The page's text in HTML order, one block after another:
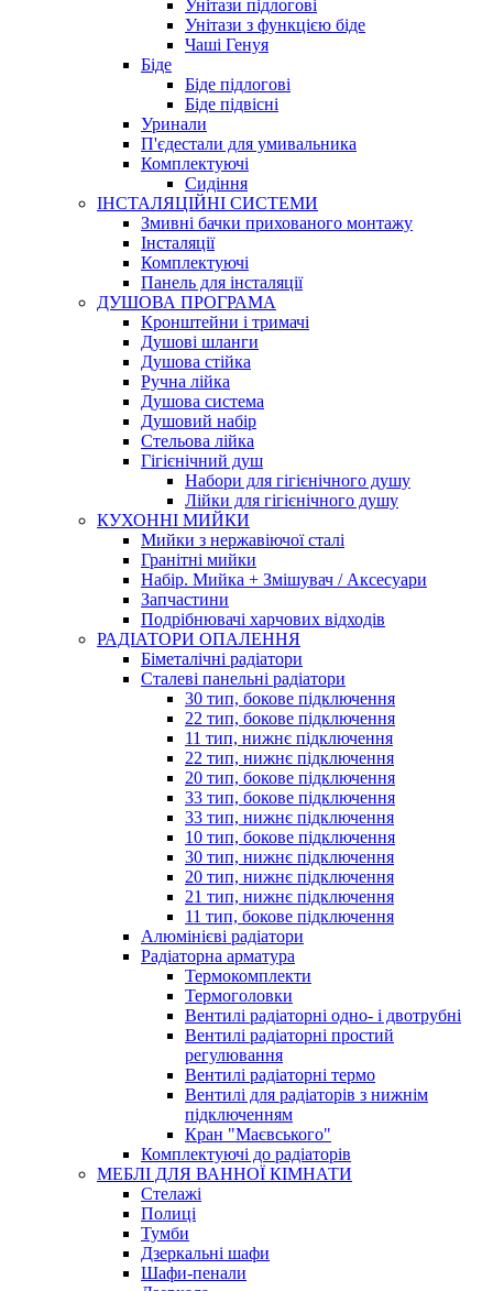
Унітази підлогові
Унітази з функцією біде
Чаші Генуя
Біде
Біде підлогові
Біде підвісні
Уринали
П'єдестали для умивальника
Комплектуючі
Сидіння
ІНСТАЛЯЦІЙНІ СИСТЕМИ
Змивні бачки прихованого монтажу
Інсталяції
Комплектуючі
Панель для інсталяції
ДУШОВА ПРОГРАМА
Кронштейни і тримачі
Душові шланги
Душова стійка
Ручна лійка
Душова система
Душовий набір
Стельова лійка
Гігієнічний душ
Набори для гігієнічного душу
Лійки для гігієнічного душу
КУХОННІ МИЙКИ
Мийки з нержавіючої сталі
Гранітні мийки
Набір. Мийка + Змішувач / Аксесуари
Запчастини
Подрібнювачі харчових відходів
РАДІАТОРИ ОПАЛЕННЯ
Біметалічні радіатори
Сталеві панельні радіатори
30 тип, бокове підключення
22 тип, бокове підключення
11 тип, нижнє підключення
22 тип, нижнє підключення
20 тип, бокове підключення
33 тип, бокове підключення
33 тип, нижнє підключення
10 тип, бокове підключення
30 тип, нижнє підключення
20 тип, нижнє підключення
21 тип, нижнє підключення
11 тип, бокове підключення
Алюмінієві радіатори
Радіаторна арматура
Термокомплекти
Термоголовки
Вентилі радіаторні одно- і двотрубні
Вентилі радіаторні простий
регулювання
Вентилі радіаторні термо
Вентилі для радіаторів з нижнім
підключенням
Кран "Маєвського"
Комплектуючі до радіаторів
МЕБЛІ ДЛЯ ВАННОЇ КІМНАТИ
Стелажі
Полиці
Тумби
Дзеркальні шафи
Шафи-пенали